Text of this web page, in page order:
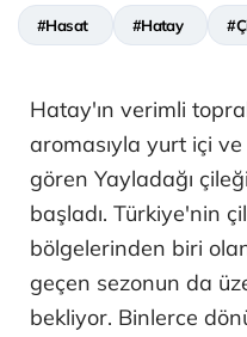
#Hasat #Hatay
Hatay'ın verimli
aromasıyla yurt içi
gören Yayladağı
başladı. Türkiye'nin
bölgelerinden biri
geçen sezonun da
bekliyor. Binlerce